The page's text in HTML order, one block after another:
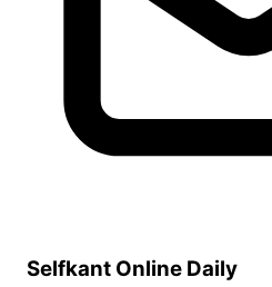
Selfkant Online Daily